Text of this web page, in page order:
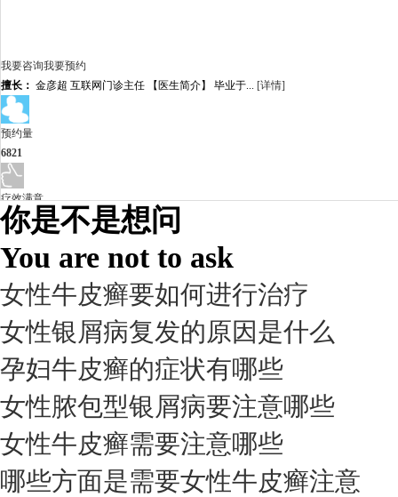
我要咨询我要预约
擅长： 金彦超 互联网门诊主任 【医生简介】 毕业于... [详情]
预约量
6821
疗效满意
98%
我要咨询我要预约
擅长： 杨成平 互联网门诊主任【医生简介】 毕业于长江...[详情]
你是不是想问
You are not to ask
女性牛皮癣要如何进行治疗
女性银屑病复发的原因是什么
孕妇牛皮癣的症状有哪些
女性脓包型银屑病要注意哪些
女性牛皮癣需要注意哪些
哪些方面是需要女性牛皮癣注意